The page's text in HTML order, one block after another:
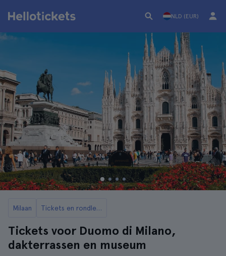
NLD (EUR)
Milaan Tickets en rondleidingen voor de Duomo van Milaan en zijn terras
Tickets voor Duomo di Milano,
dakterrassen en museum